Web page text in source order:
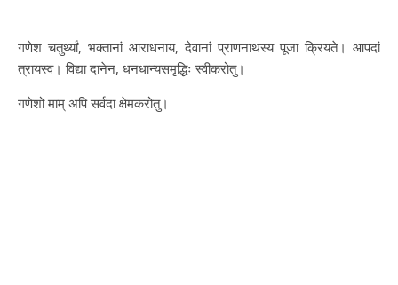
गणेश चतुर्थ्यां, भक्तानां आराधनाय, देवानां प्राणनाथस्य पूजा क्रियते। आपदां
त्रायस्व। विद्या दानेन, धनधान्यसमृद्धिः स्वीकरोतु।
गणेशो माम् अपि सर्वदा क्षेमकरोतु।